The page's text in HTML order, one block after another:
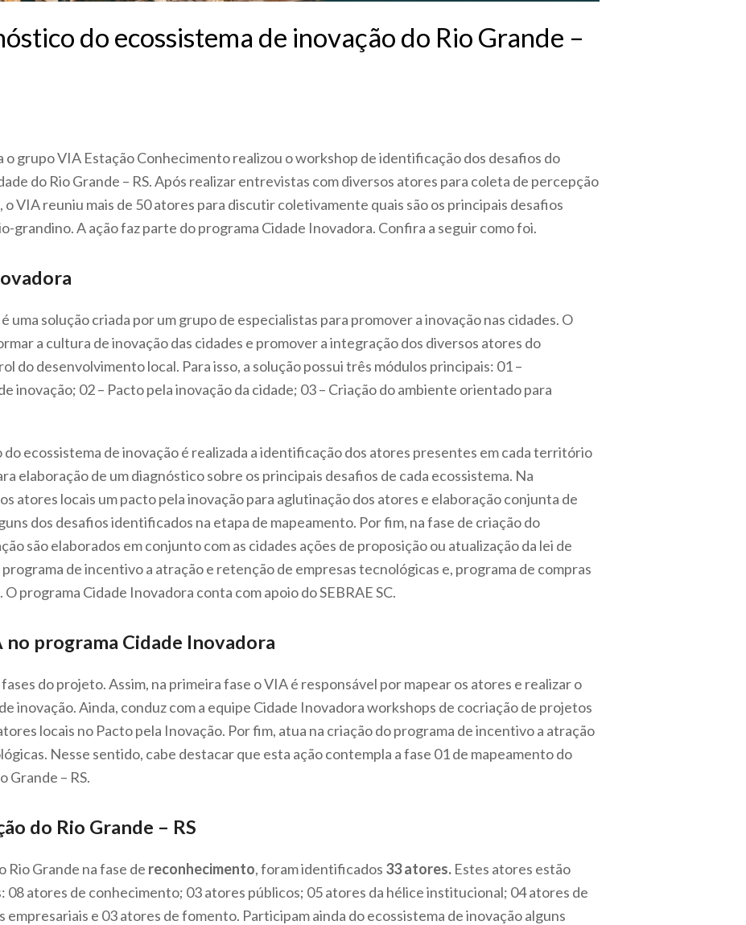
do ecossistema de inovação do Rio Grande –
o grupo VIA Estação Conhecimento realizou o workshop de identificação dos desafios do
do Rio Grande – RS. Após realizar entrevistas com diversos atores para coleta de percepção
VIA reuniu mais de 50 atores para discutir coletivamente quais são os principais desafios
grandino. A ação faz parte do programa Cidade Inovadora. Confira a seguir como foi.
uma solução criada por um grupo de especialistas para promover a inovação nas cidades. O
a cultura de inovação das cidades e promover a integração dos diversos atores do
do desenvolvimento local. Para isso, a solução possui três módulos principais: 01 –
inovação; 02 – Pacto pela inovação da cidade; 03 – Criação do ambiente orientado para
do ecossistema de inovação é realizada a identificação dos atores presentes em cada território
elaboração de um diagnóstico sobre os principais desafios de cada ecossistema. Na
atores locais um pacto pela inovação para aglutinação dos atores e elaboração conjunta de
dos desafios identificados na etapa de mapeamento. Por fim, na fase de criação do
são elaborados em conjunto com as cidades ações de proposição ou atualização da lei de
de incentivo a atração e retenção de empresas tecnológicas e, programa de compras
programa Cidade Inovadora conta com apoio do SEBRAE SC.
programa Cidade Inovadora
do projeto. Assim, na primeira fase o VIA é responsável por mapear os atores e realizar o
inovação. Ainda, conduz com a equipe Cidade Inovadora workshops de cocriação de projetos
locais no Pacto pela Inovação. Por fim, atua na criação do programa de incentivo a atração
Nesse sentido, cabe destacar que esta ação contempla a fase 01 de mapeamento do
Grande – RS.
do Rio Grande – RS
Rio Grande na fase de reconhecimento, foram identificados 33 atores. Estes atores estão
08 atores de conhecimento; 03 atores públicos; 05 atores da hélice institucional; 04 atores de
e 03 atores de fomento. Participam ainda do ecossistema de inovação alguns